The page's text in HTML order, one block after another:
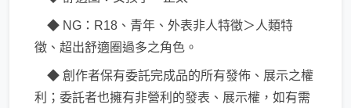
◆ NG：R18、青年、外表非人特徵＞人類特
徵、超出舒適圈過多之角色。
◆ 創作者保有委託完成品的所有發佈、展示之權
利；委託者也擁有非營利的發表、展示權，如有需